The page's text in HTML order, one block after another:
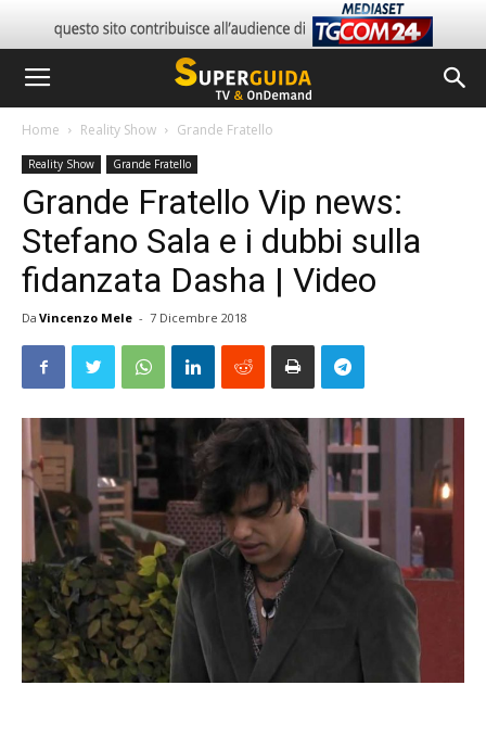
Home Reality Show Grande Fratello
Reality Show Grande Fratello
Grande Fratello Vip news:
Stefano Sala e i dubbi sulla
fidanzata Dasha | Video
Da Vincenzo Mele - 7 Dicembre 2018